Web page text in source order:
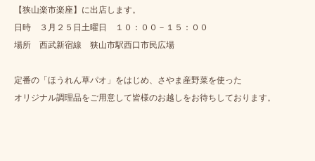
【狭山楽市楽座】に出店します。
日時 ３月２５日土曜日 １０：００－１５：００
場所 西武新宿線 狭山市駅西口市民広場
定番の「ほうれん草パオ」をはじめ、さやま産野菜を使った
オリジナル調理品をご用意して皆様のお越しをお待ちしております。